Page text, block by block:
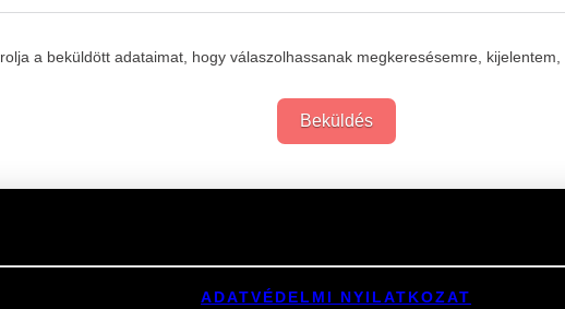
a beküldött adataimat, hogy válaszolhassanak megkeresésemre,
Beküldés
ADATVÉDELMI NYILATKOZAT